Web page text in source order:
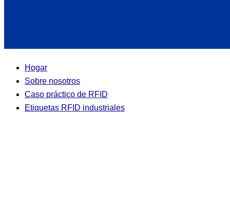
Hogar
Sobre nosotros
Caso práctico de RFID
Etiquetas RFID industriales